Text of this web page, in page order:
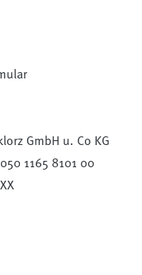
GmbH u. Co KG
1165 8101 00